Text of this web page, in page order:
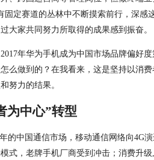
固定赛道的丛林中不断摸索前行，深感
大家共同努力所取得的成果感到振奋。
年华为手机成为中国市场品牌偏好度
么做到的？在我看来，这是坚持以消
努力的结果。
为中心”转型
的中国通信市场，移动通信网络向4G
式，老牌手机厂商受到冲击；消费升级